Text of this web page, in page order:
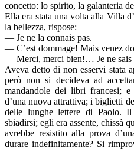
concetto: lo spirito, la galanteria
Ella era stata una volta alla Villa
la bellezza, rispose:
— Je ne la connais pas.
— C’est dommage! Mais venez
— Merci, merci bien!… Je ne sais
Aveva detto di non esservi stata
però non si decideva ad
mandandole dei libri francesi; e
d’una nuova attrattiva; i biglietti
delle lunghe lettere di Paolo.
sbiadirsi; egli era assente, chissà
avrebbe resistito alla prova
durare indefinitamente? Si